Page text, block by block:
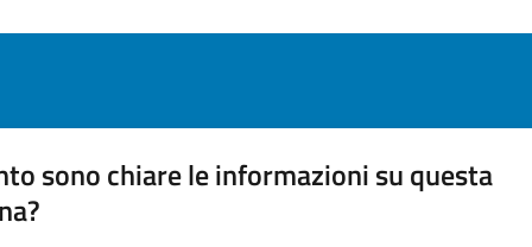
sono chiare le informazioni su questa